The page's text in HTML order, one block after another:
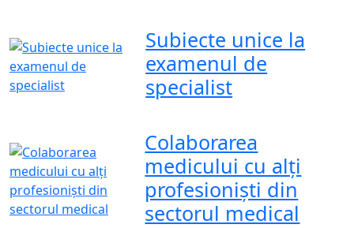
Subiecte unice la
examenul de
specialist
Colaborarea
medicului cu alți
profesioniști din
sectorul medical